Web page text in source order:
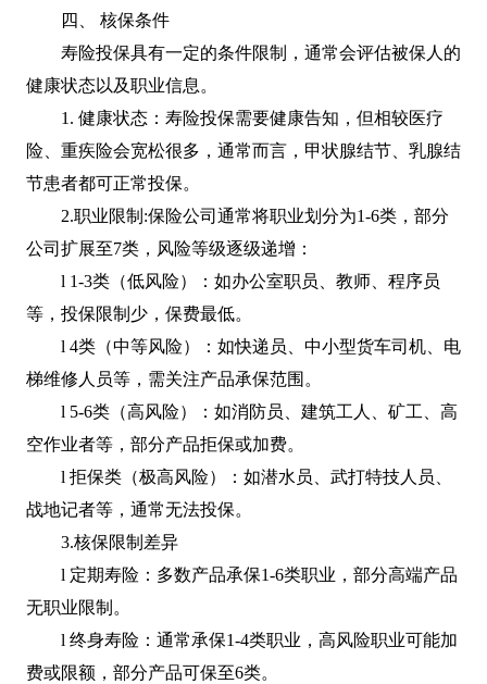
四、 核保条件
寿险投保具有一定的条件限制，通常会评估被保人的
健康状态以及职业信息。
1. 健康状态：寿险投保需要健康告知，但相较医疗
险、重疾险会宽松很多，通常而言，甲状腺结节、乳腺结
节患者都可正常投保。
2.职业限制:保险公司通常将职业划分为1-6类，部分
公司扩展至7类，风险等级逐级递增：
l 1-3类（低风险）：如办公室职员、教师、程序员
等，投保限制少，保费最低。
l 4类（中等风险）：如快递员、中小型货车司机、电
梯维修人员等，需关注产品承保范围。
l 5-6类（高风险）：如消防员、建筑工人、矿工、高
空作业者等，部分产品拒保或加费。
l 拒保类（极高风险）：如潜水员、武打特技人员、
战地记者等，通常无法投保。
3.核保限制差异
l 定期寿险：多数产品承保1-6类职业，部分高端产品
无职业限制。
l 终身寿险：通常承保1-4类职业，高风险职业可能加
费或限额，部分产品可保至6类。